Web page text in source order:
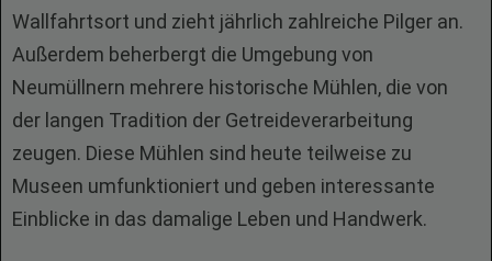
Wallfahrtsort und zieht jährlich zahlreiche Pilger an.
Außerdem beherbergt die Umgebung von
Neumüllnern mehrere historische Mühlen, die von
der langen Tradition der Getreideverarbeitung
zeugen. Diese Mühlen sind heute teilweise zu
Museen umfunktioniert und geben interessante
Einblicke in das damalige Leben und Handwerk.